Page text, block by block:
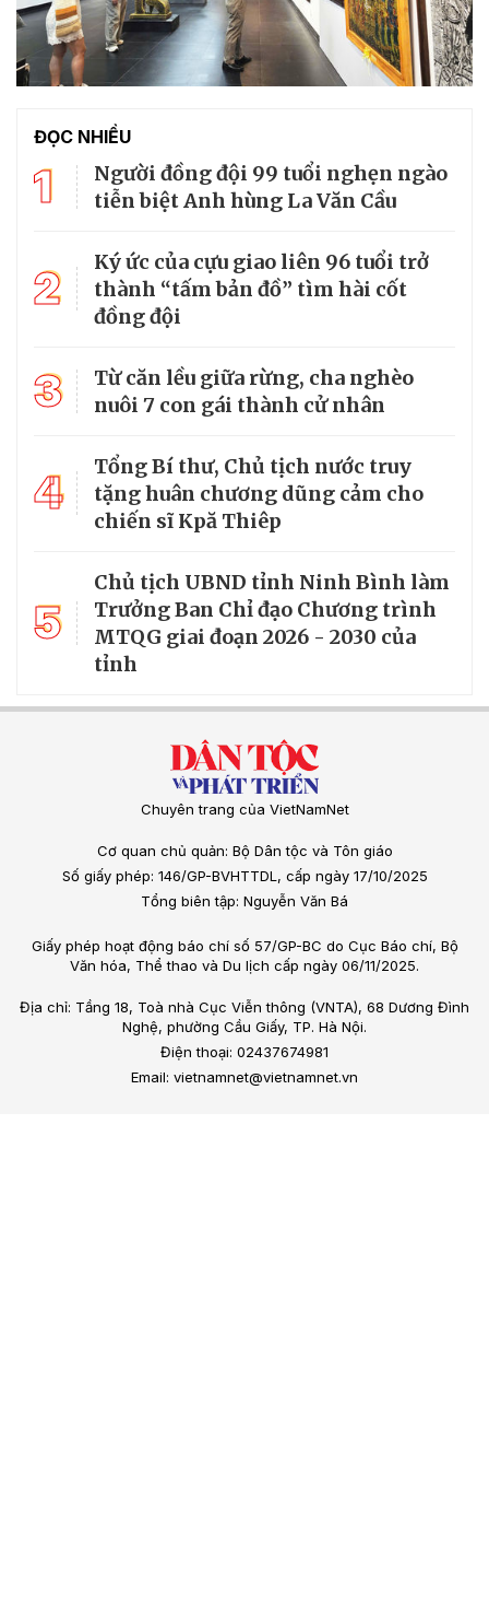
ĐỌC NHIỀU
1
Người đồng đội 99 tuổi nghẹn ngào
tiễn biệt Anh hùng La Văn Cầu
2
Ký ức của cựu giao liên 96 tuổi trở
thành “tấm bản đồ” tìm hài cốt
đồng đội
3
Từ căn lều giữa rừng, cha nghèo
nuôi 7 con gái thành cử nhân
4
Tổng Bí thư, Chủ tịch nước truy
tặng huân chương dũng cảm cho
chiến sĩ Kpă Thiêp
5
Chủ tịch UBND tỉnh Ninh Bình làm
Trưởng Ban Chỉ đạo Chương trình
MTQG giai đoạn 2026 - 2030 của
tỉnh
Chuyên trang của VietNamNet
Cơ quan chủ quản: Bộ Dân tộc và Tôn giáo
Số giấy phép: 146/GP-BVHTTDL, cấp ngày 17/10/2025
Tổng biên tập: Nguyễn Văn Bá
Giấy phép hoạt động báo chí số 57/GP-BC do Cục Báo chí, Bộ
Văn hóa, Thể thao và Du lịch cấp ngày 06/11/2025.
Địa chỉ: Tầng 18, Toà nhà Cục Viễn thông (VNTA), 68 Dương Đình
Nghệ, phường Cầu Giấy, TP. Hà Nội.
Điện thoại: 02437674981
Email: vietnamnet@vietnamnet.vn